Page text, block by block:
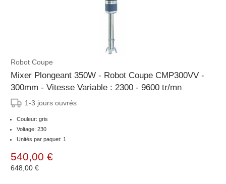
Robot Coupe
Mixer Plongeant 350W - Robot Coupe CMP300VV -
300mm - Vitesse Variable : 2300 - 9600 tr/mn
1-3 jours ouvrés
Couleur: gris
Voltage: 230
Unités par paquet: 1
540,00 €
648,00 €